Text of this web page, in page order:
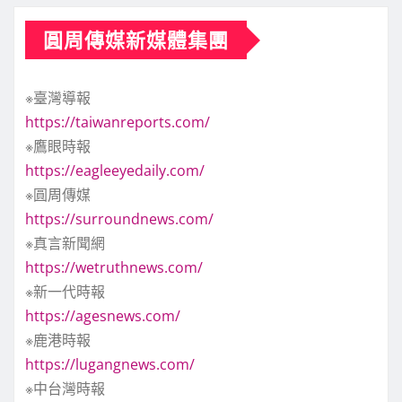
圓周傳媒新媒體集團
※臺灣導報
https://taiwanreports.com/
※鷹眼時報
https://eagleeyedaily.com/
※圓周傳媒
https://surroundnews.com/
※真言新聞網
https://wetruthnews.com/
※新一代時報
https://agesnews.com/
※鹿港時報
https://lugangnews.com/
※中台灣時報